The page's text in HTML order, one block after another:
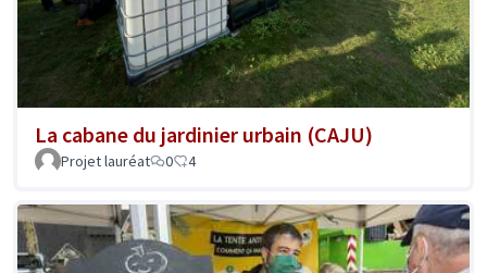
La cabane du jardinier urbain (CAJU)
Projet lauréat 0 4